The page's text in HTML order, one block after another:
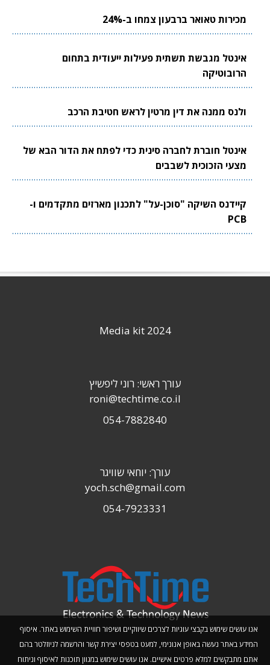
מכירות טאואר ברבעון צמחו ב-24%
אינטל מגבשת תשתית פעילות ייעודית בתחום
הרובוטיקה
ולנס ממנה את דין מרטין לראש חטיבת הרכב
אינטל חוברת לחברה סינית כדי לפתח את הדור הבא של
מצעי הזכוכית לשבבים
קיידנס השיקה "סוכן-על" לתכנון מארזים מתקדמים ו-
PCB
אנו עושים שימוש בקבצי עוגיות לצרכים שיווקיים ושיפור חוויית השימוש באתר. איסוף
המידע באתר נעשה באופן אנונימי, למעט בטפסי יצירת קשר והרשמה לניוזלטר בהם
אתם מתבקשים למלא פרטים אישיים. אנו עושים שימוש במגוון תוכנות לאיסוף וניתוח
Media kit 2024
עורך ראשי: רוני ליפשיץ
roni@techtime.co.il
054-7882840
עורך: יוחאי שוויגר
yoch.sch@gmail.com
054-7923331